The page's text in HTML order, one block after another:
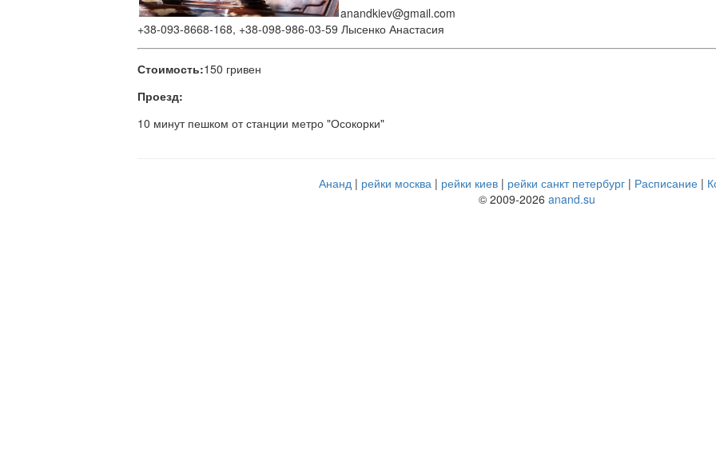
anandkiev@gmail.com
+38-093-8668-168, +38-098-986-03-59 Лысенко Анастасия
Стоимость:150 гривен
Проезд:
10 минут пешком от станции метро "Осокорки"
Ананд рейки москва рейки киев рейки санкт петербург Расписание
© 2009-2026 anand.su